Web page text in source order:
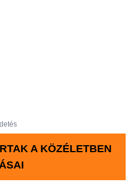
A KÖZÉLETBEN